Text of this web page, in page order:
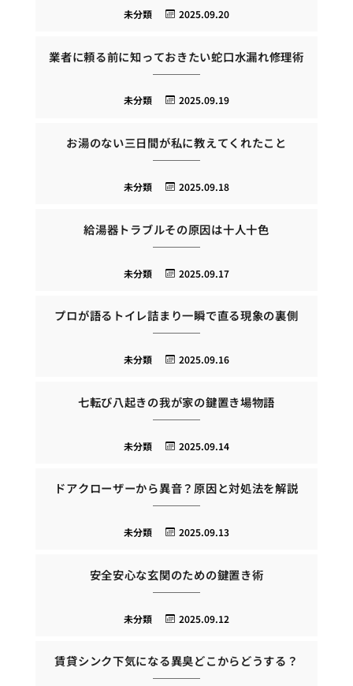
2025.09.20
未分類
業者に頼る前に知っておきたい蛇口水漏れ修理術
2025.09.19
未分類
お湯のない三日間が私に教えてくれたこと
2025.09.18
未分類
給湯器トラブルその原因は十人十色
2025.09.17
未分類
プロが語るトイレ詰まり一瞬で直る現象の裏側
2025.09.16
未分類
七転び八起きの我が家の鍵置き場物語
2025.09.14
未分類
ドアクローザーから異音？原因と対処法を解説
2025.09.13
未分類
安全安心な玄関のための鍵置き術
2025.09.12
未分類
賃貸シンク下気になる異臭どこからどうする？